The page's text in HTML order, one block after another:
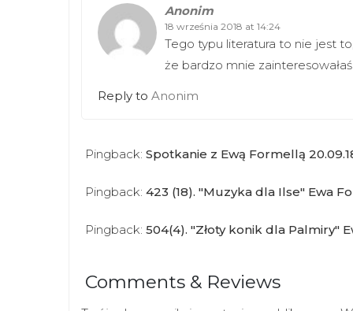
Anonim
18 września 2018 at 14:24
Tego typu literatura to nie jest
że bardzo mnie
Reply to Anonim
Pingback: Spotkanie z Ewą Formellą
Pingback: 423 (18). "Muzyka dla Ilse" Ewa
Pingback: 504(4). "Złoty konik dla Palmiry"
Comments & Reviews